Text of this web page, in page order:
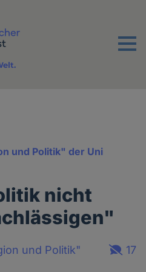
Menu
und Politik" der Uni
nicht
und Politik"
17